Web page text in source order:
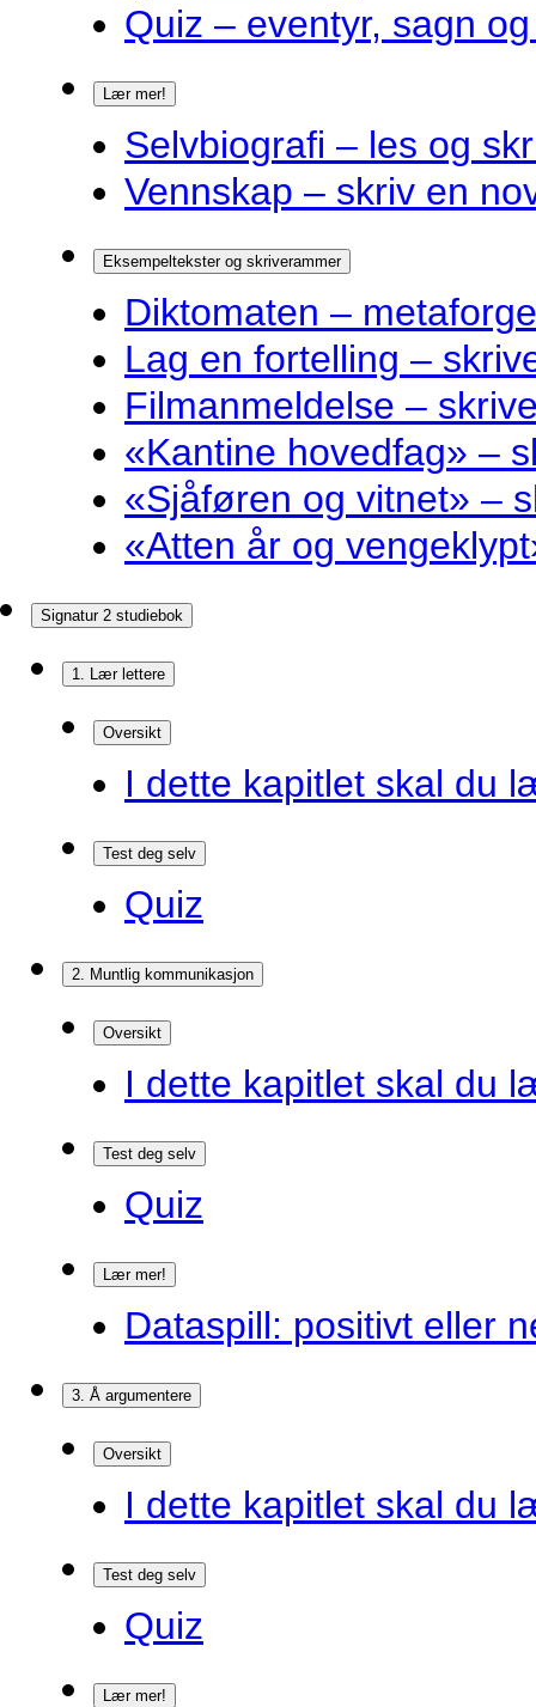
Quiz – eventyr, sagn
Lær mer!
Selvbiografi – les og
Vennskap – skriv en
Eksempeltekster og skriverammer
Diktomaten –
Lag en fortelling –
Filmanmeldelse –
«Kantine hovedfag» –
«Sjåføren og vitnet» –
«Atten år og
Signatur 2 studiebok
1. Lær lettere
Oversikt
I dette kapitlet skal du
Test deg selv
Quiz
2. Muntlig kommunikasjon
Oversikt
I dette kapitlet skal du
Test deg selv
Quiz
Lær mer!
Dataspill: positivt eller
3. Å argumentere
Oversikt
I dette kapitlet skal du
Test deg selv
Quiz
Lær mer!